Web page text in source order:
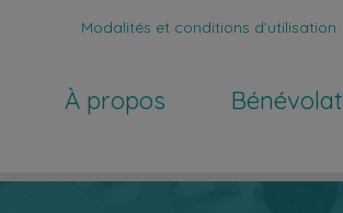
Modalités et conditions d’utilisation
À propos Bénévolat